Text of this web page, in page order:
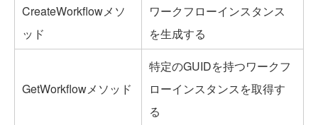
CreateWorkflowメソ
ッド
ワークフローインスタンス
を生成する
GetWorkflowメソッド
特定のGUIDを持つワークフ
ローインスタンスを取得す
る